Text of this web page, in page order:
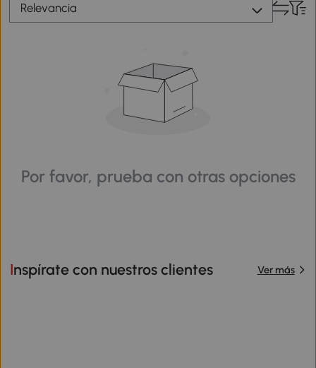
Relevancia
Por favor, prueba con otras opciones
Inspírate con nuestros clientes Ver más